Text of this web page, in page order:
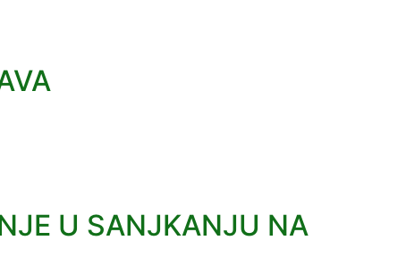
U SANJKANJU NA